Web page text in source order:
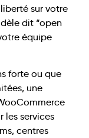
sur votre
dit “open
équipe
forte ou que
une
les services
centres